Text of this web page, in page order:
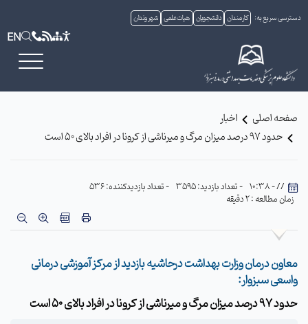
دسترسی سریع به: کارمندان دانشجویان هیات علمی شهروندان
EN
صفحه اصلی
اخبار
حدود ۹۷ درصد میزان مرگ و میرناشی از کرونا در افراد بالای ۵۰ است
// - 10:38 - تعداد بازدید: 3595
- تعداد بازدیدکننده: 536
زمان مطالعه : 2 دقیقه
معاون درمان وزارت بهداشت درحاشیه بازدید از مرکز آموزشی درمانی
واسعی سبزوار:
حدود ۹۷ درصد میزان مرگ و میرناشی از کرونا در افراد بالای ۵۰ است